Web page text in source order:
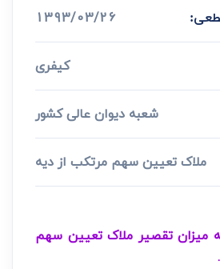
1393/03/26
کیفری
شعبه دیوان عالی کشور
ملاک تعیین سهم مرتکب از دیه
میزان تقصیر ملاک تعیین سهم